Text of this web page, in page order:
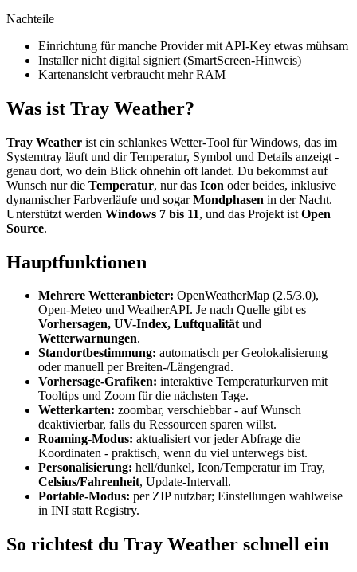
Nachteile
Einrichtung für manche Provider mit API-Key etwas mühsam
Installer nicht digital signiert (SmartScreen-Hinweis)
Kartenansicht verbraucht mehr RAM
Was ist Tray Weather?
Tray Weather ist ein schlankes Wetter-Tool für Windows, das im
Systemtray läuft und dir Temperatur, Symbol und Details anzeigt -
genau dort, wo dein Blick ohnehin oft landet. Du bekommst auf
Wunsch nur die Temperatur, nur das Icon oder beides, inklusive
dynamischer Farbverläufe und sogarMondphasen in der Nacht.
Unterstützt werden Windows 7 bis 11, und das Projekt ist Open
Source.
Hauptfunktionen
Mehrere Wetteranbieter: OpenWeatherMap (2.5/3.0),
Open-Meteo und WeatherAPI. Je nach Quelle gibt es
Vorhersagen, UV-Index, Luftqualitätund
Wetterwarnungen.
Standortbestimmung: automatisch per Geolokalisierung
oder manuell per Breiten-/Längengrad.
Vorhersage-Grafiken: interaktive Temperaturkurven mit
Tooltips und Zoom für die nächsten Tage.
Wetterkarten: zoombar, verschiebbar - auf Wunsch
deaktivierbar, falls du Ressourcen sparen willst.
Roaming-Modus: aktualisiert vor jeder Abfrage die
Koordinaten - praktisch, wenn du viel unterwegs bist.
Personalisierung: hell/dunkel, Icon/Temperatur im Tray,
Celsius/Fahrenheit, Update-Intervall.
Portable-Modus: per ZIP nutzbar; Einstellungen wahlweise
in INI statt Registry.
So richtest du Tray Weather schnell ein